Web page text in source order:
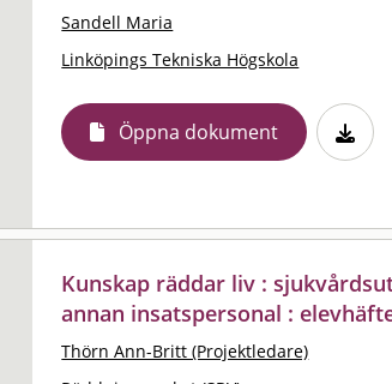
Sandell Maria
Linköpings Tekniska Högskola
Öppna dokument
Kunskap räddar liv :
annan insatspersonal :
Thörn Ann-Britt (Projektledare)